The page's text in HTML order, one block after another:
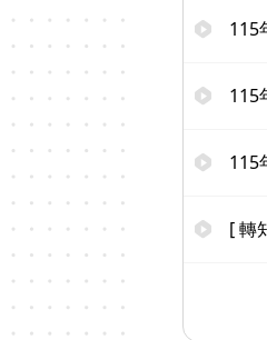
115
115
115
[ 轉